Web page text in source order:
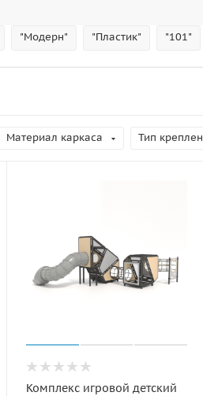
"Модерн" "Пластик" "101"
Материал каркаса Тип
Комплекс игровой детский